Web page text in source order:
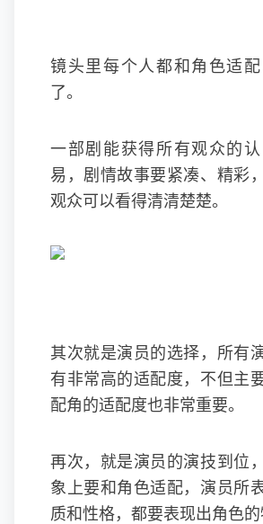
镜头里每个人都和角色适
了。
一部剧能获得所有观众的
易，剧情故事要紧凑、精彩
观众可以看得清清楚楚。
其次就是演员的选择，所有
有非常高的适配度，不但主
配角的适配度也非常重要。
再次，就是演员的演技到位
象上要和角色适配，演员所
质和性格，都要表现出角色的